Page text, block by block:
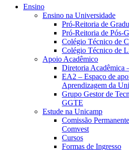
Ensino
Ensino na Universidade
Pró-Reitoria de
Pró-Reitoria de Pós-
Colégio Técnico de
Colégio Técnico de
Apoio Acadêmico
Diretoria Acadêmica
EA2 – Espaço de
Aprendizagem da
Grupo Gestor de
GGTE
Estude na Unicamp
Comissão
Comvest
Cursos
Formas de Ingresso